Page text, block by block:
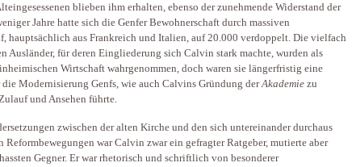
blieben ihm erhalten, ebenso der zunehmende Widerstand der
Jahre hatte sich die Genfer Bewohnerschaft durch massiven
hauptsächlich aus Frankreich und Italien, auf 20.000 verdoppelt. Die vielfach
Ausländer, für deren Eingliederung sich Calvin stark machte, wurden als
Wirtschaft wahrgenommen, doch waren sie längerfristig eine
Modernisierung Genfs, wie auch Calvins Gründung derAkademie zu
und Ansehen führte.
zwischen der alten Kirche und den sich untereinander durchaus
Reformbewegungen war Calvin zwar ein gefragter Ratgeber, mutierte aber
Gegner. Er war rhetorisch und schriftlich von besonderer